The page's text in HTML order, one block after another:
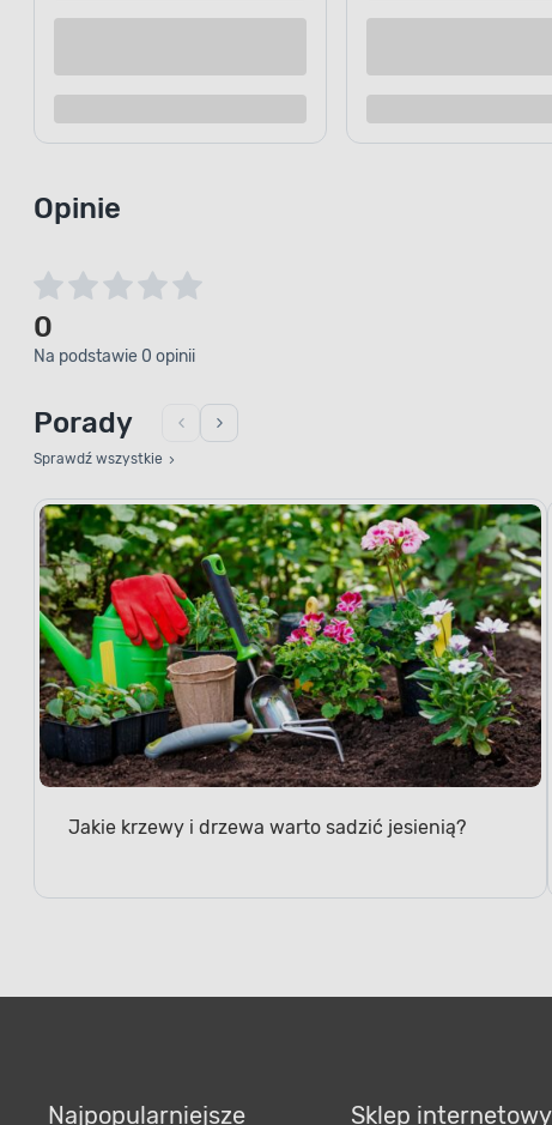
Opinie
0
Na podstawie 0 opinii
Porady
Sprawdź wszystkie
Jakie krzewy i drzewa warto sadzić jesienią?